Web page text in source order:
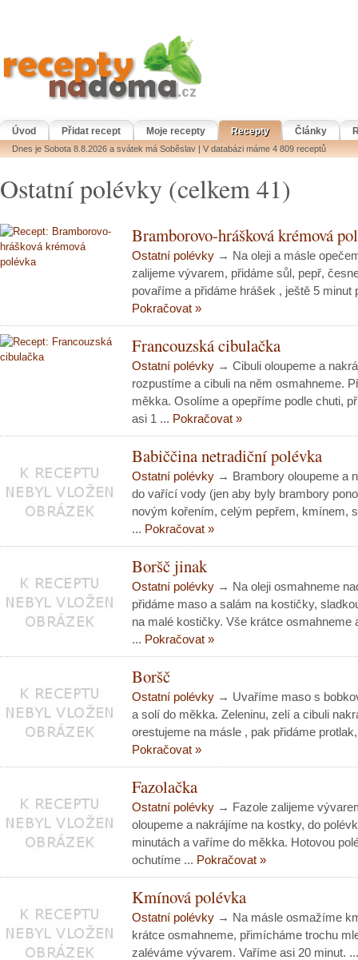
Úvod Přidat recept Moje recepty Recepty Články
Dnes je Sobota 8.8.2026 a svátek má Soběslav | V databázi máme 4 809 receptů
Ostatní polévky (celkem 41)
Bramborovo-hrášková krémová
Ostatní polévky → Na oleji a másle
zalijeme vývarem, přidáme sůl, pepř,
povaříme a přidáme hrášek , ještě 5
Pokračovat »
Francouzská cibulačka
Ostatní polévky → Cibuli oloupeme a
rozpustíme a cibuli na něm osmahneme.
měkka. Osolíme a opepříme podle chuti,
asi 1 ... Pokračovat »
Babiččina netradiční polévka
Ostatní polévky → Brambory oloupeme a
do vařící vody (jen aby byly brambory
novým kořením, celým pepřem, kmínem,
... Pokračovat »
Boršč jinak
Ostatní polévky → Na oleji osmahneme
přidáme maso a salám na kostičky,
na malé kostičky. Vše krátce osmahneme
... Pokračovat »
Boršč
Ostatní polévky → Uvaříme maso s
a solí do měkka. Zeleninu, zelí a cibuli
orestujeme na másle , pak přidáme
Pokračovat »
Fazolačka
Ostatní polévky → Fazole zalijeme
oloupeme a nakrájíme na kostky, do
minutách a vaříme do měkka. Hotovou
ochutíme ... Pokračovat »
Kmínová polévka
Ostatní polévky → Na másle osmažíme
krátce osmahneme, přimícháme trochu
zaléváme vývarem. Vaříme asi 20 minut.